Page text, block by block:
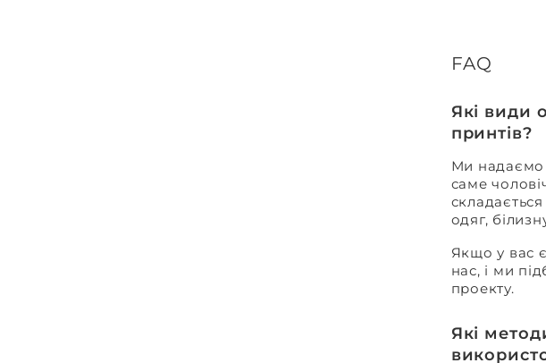
FAQ
Які види
принтів?
Ми надаємо
саме
одяг,
Якщо у вас
нас, і ми
проекту.
Які